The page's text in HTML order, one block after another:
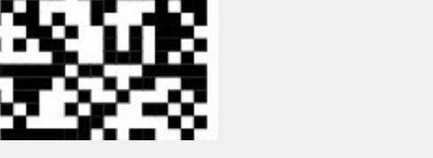
Galakontsert "Baltikum
tantsib"
Üliõpilasmaja 20.
sünnipäev
Gaudeamus 2018